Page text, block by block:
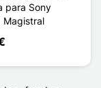
para Sony
Magistral